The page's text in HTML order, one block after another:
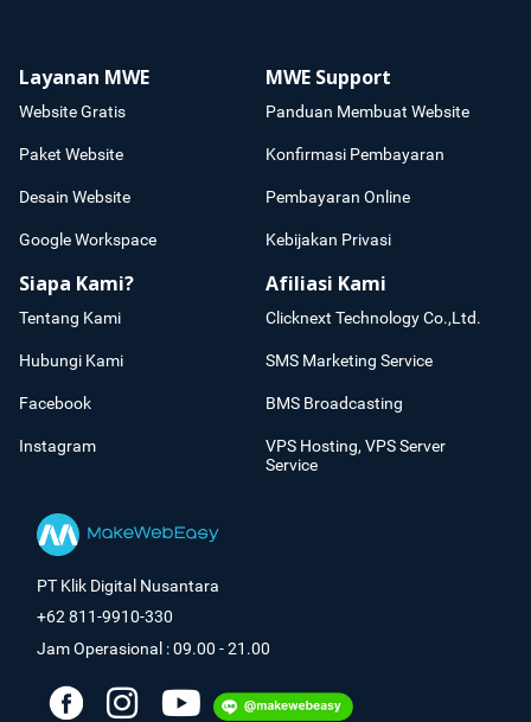
Layanan MWE
Website Gratis
Paket Website
Desain Website
Google Workspace
MWE Support
Panduan Membuat Website
Konfirmasi Pembayaran
Pembayaran Online
Kebijakan Privasi
Siapa Kami?
Tentang Kami
Hubungi Kami
Facebook
Instagram
Afiliasi Kami
Clicknext Technology Co.,Ltd.
SMS Marketing Service
BMS Broadcasting
VPS Hosting, VPS Server
Service
PT Klik Digital Nusantara
+62 811-9910-330
Jam Operasional : 09.00 - 21.00